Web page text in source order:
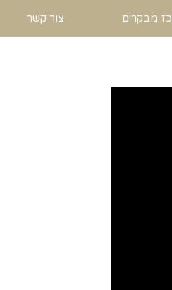
מבקרים צור קשר